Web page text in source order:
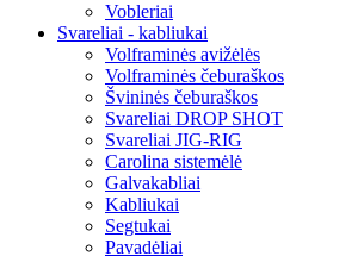
Vobleriai
Svareliai - kabliukai
Volframinės avižėlės
Volframinės čeburaškos
Švininės čeburaškos
Svareliai DROP SHOT
Svareliai JIG-RIG
Carolina sistemėlė
Galvakabliai
Kabliukai
Segtukai
Pavadėliai